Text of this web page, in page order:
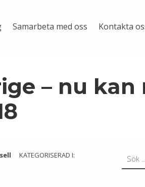
Samarbeta med oss Kontakta
– nu kan
KATEGORISERAD I: